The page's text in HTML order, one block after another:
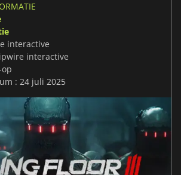
interactive
interactive
: 24 juli 2025